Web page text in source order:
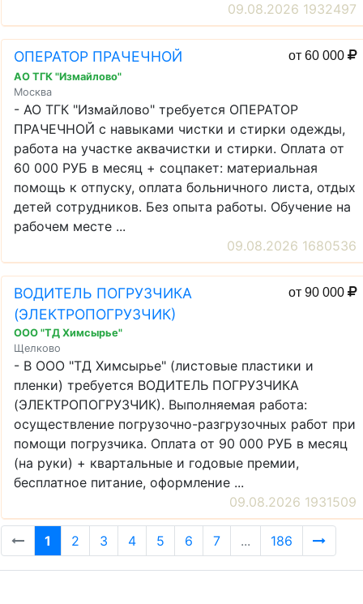
09.08.2026 1932497
ОПЕРАТОР ПРАЧЕЧНОЙ от 60 000
АО ТГК "Измайлово"
Москва
- АО ТГК "Измайлово" требуется ОПЕРАТОР
ПРАЧЕЧНОЙ с навыками чистки и стирки одежды,
работа на участке аквачистки и стирки. Оплата от
60 000 РУБ в месяц + соцпакет: материальная
помощь к отпуску, оплата больничного листа, отдых
детей сотрудников. Без опыта работы. Обучение на
рабочем месте ...
09.08.2026 1680536
ВОДИТЕЛЬ ПОГРУЗЧИКА
(ЭЛЕКТРОПОГРУЗЧИК)
от 90 000
ООО "ТД Химсырье"
Щелково
- В ООО "ТД Химсырье" (листовые пластики и
пленки) требуется ВОДИТЕЛЬ ПОГРУЗЧИКА
(ЭЛЕКТРОПОГРУЗЧИК). Выполняемая работа:
осуществление погрузочно-разгрузочных работ при
помощи погрузчика. Оплата от 90 000 РУБ в месяц
(на руки) + квартальные и годовые премии,
бесплатное питание, оформление ...
09.08.2026 1931509
1 2 3 4 5 6 7 ... 186